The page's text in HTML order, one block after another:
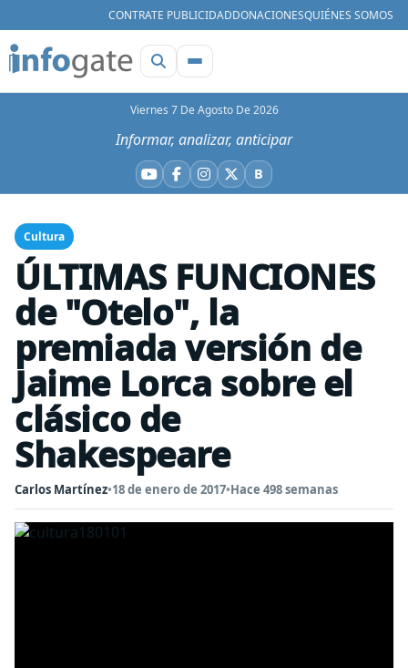
CONTRATE PUBLICIDADDONACIONESQUIÉNES SOMOS
Viernes 7 De Agosto De 2026
Informar, analizar, anticipar
YouTube
Facebook
Instagram
X BBluesky
Cultura
ÚLTIMAS FUNCIONES
de "Otelo", la
premiada versión de
Jaime Lorca sobre el
clásico de
Shakespeare
Carlos Martínez•18 de enero de 2017•Hace 498 semanas